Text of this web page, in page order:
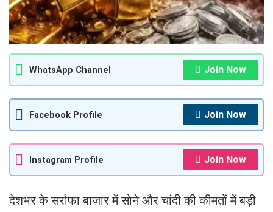
WhatsApp Channel Join Now
Facebook Profile Join Now
Instagram Profile Join Now
देशभर के सर्राफा बाजार में सोने और चांदी की कीमतों में बड़ी